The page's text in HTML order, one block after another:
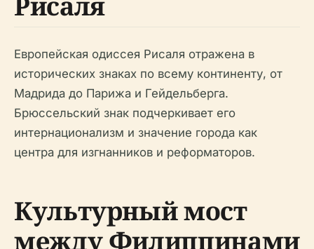
Европейская одиссея Рисаля отражена в
исторических знаках по всему континенту, от
Мадрида до Парижа и Гейдельберга.
Брюссельский знак подчеркивает его
интернационализм и значение города как
центра для изгнанников и реформаторов.
Культурный мост
между Филиппинами